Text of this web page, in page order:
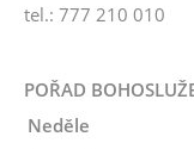
tel.: 777 210 010
POŘAD
Neděle